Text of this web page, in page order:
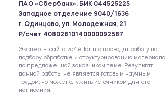
ПАО «Сбербанк», БИК 044525225
Западное отделение 9040/1636
г. Одинцово, ул. Молодежная, 21
Р/счет 40802810140000092587
Эксперты сайта za4etka.info проводят работу по
подбору, обработке и структурированию материала
по предложенной заказчиком теме. Результат
данной работы не является готовым научным
трудом, но может служить источником для его
написания.